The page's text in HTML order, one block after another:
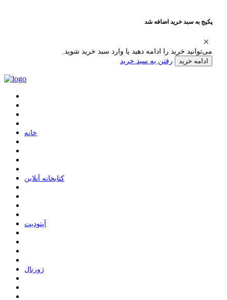
پکیج به سبد خرید اضافه شد
می‌توانید خرید را ادامه دهید یا وارد سبد خرید شوید.
ادامه خرید رفتن به سبد خرید
ﺧﺎﻧﻪ
ﮐﺘﺎﺑﺨﺎﻧﻪ ﺁﻧﻼﯾﻦ
ﺁﭘﺘﻮﺩﯾﺖ
ﮊﻭﺭﻧﺎﻝ